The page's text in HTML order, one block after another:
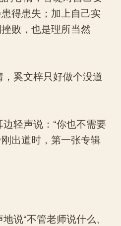
得患失；加上自己实
败，也是理所当然
奚文梓只好做个没道
轻声说：“你也不需要
出道时，第一张专辑
说“不管老师说什么、